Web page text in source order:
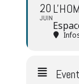
20
JUIN